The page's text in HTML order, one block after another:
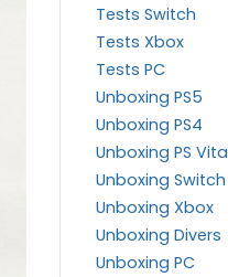
Tests Switch
Tests Xbox
Tests PC
Unboxing PS5
Unboxing PS4
Unboxing PS Vita
Unboxing Switch
Unboxing Xbox
Unboxing Divers
Unboxing PC